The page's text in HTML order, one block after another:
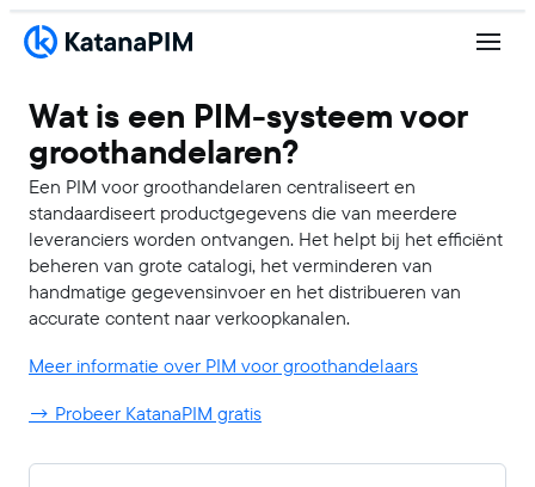
Wat is een PIM-systeem voor
groothandelaren?
Een PIM voor groothandelaren centraliseert en
standaardiseert productgegevens die van meerdere
leveranciers worden ontvangen. Het helpt bij het efficiënt
beheren van grote catalogi, het verminderen van
handmatige gegevensinvoer en het distribueren van
accurate content naar verkoopkanalen.
Meer informatie over PIM voor groothandelaars
→ Probeer KatanaPIM gratis